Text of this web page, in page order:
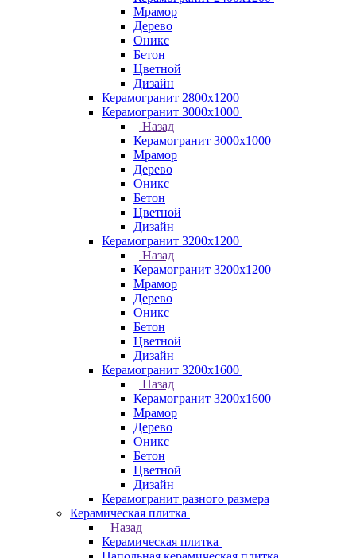
Мрамор
Дерево
Оникс
Бетон
Цветной
Дизайн
Керамогранит 2800x1200
Керамогранит 3000х1000
Назад
Керамогранит 3000х1000
Мрамор
Дерево
Оникс
Бетон
Цветной
Дизайн
Керамогранит 3200х1200
Назад
Керамогранит 3200х1200
Мрамор
Дерево
Оникс
Бетон
Цветной
Дизайн
Керамогранит 3200х1600
Назад
Керамогранит 3200х1600
Мрамор
Дерево
Оникс
Бетон
Цветной
Дизайн
Керамогранит разного размера
Керамическая плитка
Назад
Керамическая плитка